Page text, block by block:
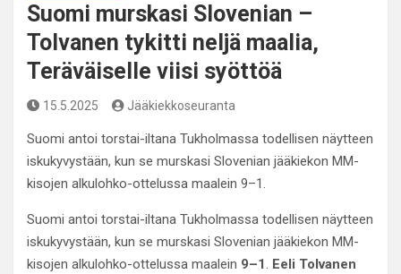
Suomi murskasi Slovenian –
Tolvanen tykitti neljä maalia,
Teräväiselle viisi syöttöä
15.5.2025 Jääkiekkoseuranta
Suomi antoi torstai-iltana Tukholmassa todellisen näytteen
iskukyvystään, kun se murskasi Slovenian jääkiekon MM-
kisojen alkulohko-ottelussa maalein 9–1.
Suomi antoi torstai-iltana Tukholmassa todellisen näytteen
iskukyvystään, kun se murskasi Slovenian jääkiekon MM-
kisojen alkulohko-ottelussa maalein 9–1. Eeli Tolvanen